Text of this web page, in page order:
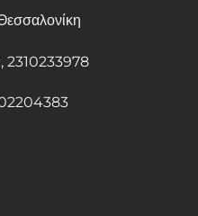
2310233978